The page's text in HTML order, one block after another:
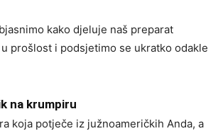
kako djeluje naš preparat
prošlost i podsjetimo se ukratko odakle
na krumpiru
koja potječe iz južnoameričkih Anda, a